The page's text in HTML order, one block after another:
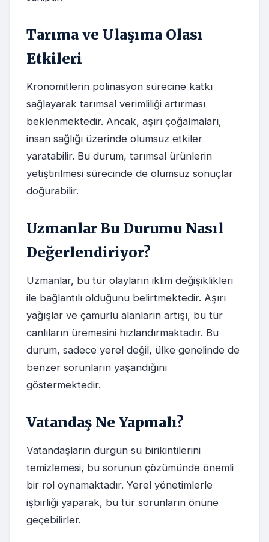
Tarıma ve Ulaşıma Olası
Etkileri
Kronomitlerin polinasyon sürecine katkı
sağlayarak tarımsal verimliliği artırması
beklenmektedir. Ancak, aşırı çoğalmaları,
insan sağlığı üzerinde olumsuz etkiler
yaratabilir. Bu durum, tarımsal ürünlerin
yetiştirilmesi sürecinde de olumsuz sonuçlar
doğurabilir.
Uzmanlar Bu Durumu Nasıl
Değerlendiriyor?
Uzmanlar, bu tür olayların iklim değişiklikleri
ile bağlantılı olduğunu belirtmektedir. Aşırı
yağışlar ve çamurlu alanların artışı, bu tür
canlıların üremesini hızlandırmaktadır. Bu
durum, sadece yerel değil, ülke genelinde de
benzer sorunların yaşandığını
göstermektedir.
Vatandaş Ne Yapmalı?
Vatandaşların durgun su birikintilerini
temizlemesi, bu sorunun çözümünde önemli
bir rol oynamaktadır. Yerel yönetimlerle
işbirliği yaparak, bu tür sorunların önüne
geçebilirler.